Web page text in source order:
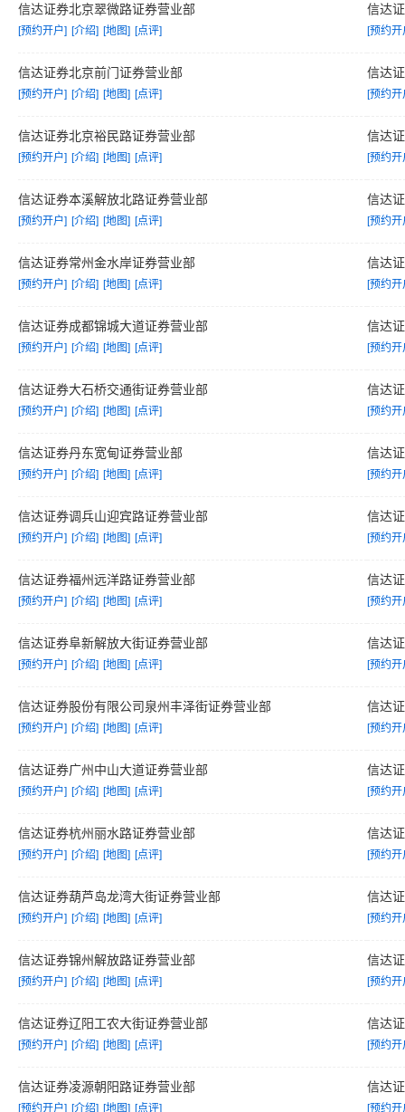
信达证券北京翠微路证券营业部
[预约开户] [介绍] [地图] [点评]
信达
[预约开
信达证券北京前门证券营业部
[预约开户] [介绍] [地图] [点评]
信达
[预约开
信达证券北京裕民路证券营业部
[预约开户] [介绍] [地图] [点评]
信达
[预约开
信达证券本溪解放北路证券营业部
[预约开户] [介绍] [地图] [点评]
信达
[预约开
信达证券常州金水岸证券营业部
[预约开户] [介绍] [地图] [点评]
信达
[预约开
信达证券成都锦城大道证券营业部
[预约开户] [介绍] [地图] [点评]
信达
[预约开
信达证券大石桥交通街证券营业部
[预约开户] [介绍] [地图] [点评]
信达
[预约开
信达证券丹东宽甸证券营业部
[预约开户] [介绍] [地图] [点评]
信达
[预约开
信达证券调兵山迎宾路证券营业部
[预约开户] [介绍] [地图] [点评]
信达
[预约开
信达证券福州远洋路证券营业部
[预约开户] [介绍] [地图] [点评]
信达
[预约开
信达证券阜新解放大街证券营业部
[预约开户] [介绍] [地图] [点评]
信达
[预约开
信达证券股份有限公司泉州丰泽街证券营业部
[预约开户] [介绍] [地图] [点评]
信达
[预约开
信达证券广州中山大道证券营业部
[预约开户] [介绍] [地图] [点评]
信达
[预约开
信达证券杭州丽水路证券营业部
[预约开户] [介绍] [地图] [点评]
信达
[预约开
信达证券葫芦岛龙湾大街证券营业部
[预约开户] [介绍] [地图] [点评]
信达
[预约开
信达证券锦州解放路证券营业部
[预约开户] [介绍] [地图] [点评]
信达
[预约开
信达证券辽阳工农大街证券营业部
[预约开户] [介绍] [地图] [点评]
信达
[预约开
信达证券凌源朝阳路证券营业部
[预约开户] [介绍] [地图] [点评]
信达
[预约开